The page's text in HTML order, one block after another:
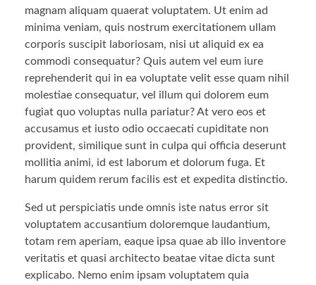
magnam aliquam quaerat voluptatem. Ut enim ad
minima veniam, quis nostrum exercitationem ullam
corporis suscipit laboriosam, nisi ut aliquid ex ea
commodi consequatur? Quis autem vel eum iure
reprehenderit qui in ea voluptate velit esse quam nihil
molestiae consequatur, vel illum qui dolorem eum
fugiat quo voluptas nulla pariatur? At vero eos et
accusamus et iusto odio occaecati cupiditate non
provident, similique sunt in culpa qui officia deserunt
mollitia animi, id est laborum et dolorum fuga. Et
harum quidem rerum facilis est et expedita distinctio.
Sed ut perspiciatis unde omnis iste natus error sit
voluptatem accusantium doloremque laudantium,
totam rem aperiam, eaque ipsa quae ab illo inventore
veritatis et quasi architecto beatae vitae dicta sunt
explicabo. Nemo enim ipsam voluptatem quia